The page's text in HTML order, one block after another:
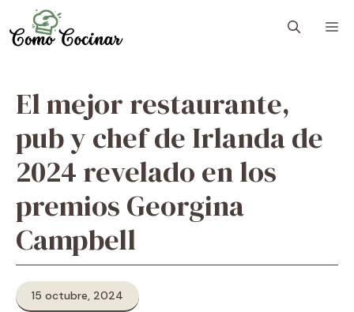
to
content
El mejor restaurante,
pub y chef de Irlanda de
2024 revelado en los
premios Georgina
Campbell
15 octubre, 2024